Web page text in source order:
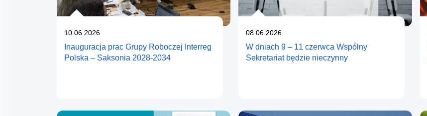
Opublikowano
10.06.2026
Inauguracja prac Grupy Roboczej Interreg
Polska – Saksonia 2028-2034
Opublikowano
08.06.2026
W dniach 9 – 11 czerwca Wspólny
Sekretariat będzie nieczynny